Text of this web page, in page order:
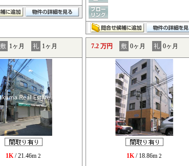
敷 1ヶ月 礼 1ヶ月
1K/ 21.46m 2
7.2 万円 敷 0ヶ月 礼 0ヶ月
1K/ 18.86m 2